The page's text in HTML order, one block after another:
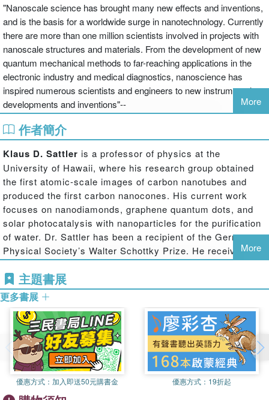
"Nanoscale science has brought many new effects and inventions,
and is the basis for a worldwide surge in nanotechnology. Currently
there are more than one million scientists involved in projects with
nanoscale structures and materials. From the development of new
quantum mechanical methods to far-reaching applications in the
electronic industry and medical diagnostics, nanoscience has
inspired numerous scientists and engineers to new instrumental
developments and inventions"--
More
作者簡介
Klaus D. Sattler is a professor of physics at the
University of Hawaii, where his research group obtained
the first atomic-scale images of carbon nanotubes and
produced the first carbon nanocones. His current work
focuses on nanodiamonds, graphene quantum dots, and
solar photocatalysis with nanoparticles for the purification
of water. Dr. Sattler has been a recipient of the German
Physical Society’s Walter Schottky Prize. He received a
PhD from the Swiss Federal Institute of Technology
(ETH).
More
主題書展
更多書展
優惠方式： 加入即送50元購書金 優惠方式： 19折起